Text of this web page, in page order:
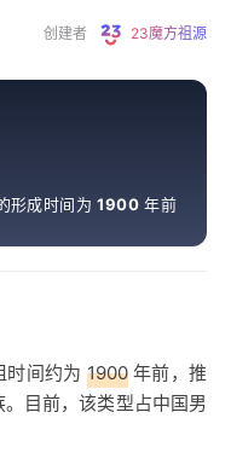
创建者 23魔方祖源
形成时间为1900 年前
时间约为 1900年前，推
目前，该类型占中国男